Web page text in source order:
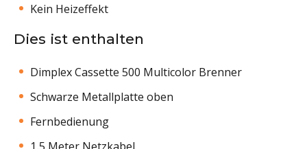
Kein Heizeffekt
Dies ist enthalten
Dimplex Cassette 500 Multicolor Brenner
Schwarze Metallplatte oben
Fernbedienung
1,5 Meter Netzkabel